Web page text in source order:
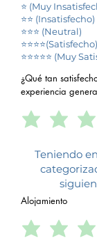
⭐ (Muy
⭐⭐ (Insatisfecho)
⭐⭐⭐ (Neutral)
⭐⭐⭐⭐(Satisfecho)
⭐⭐⭐⭐⭐ (Muy
¿Qué tan
experiencia
Teniendo
Alojamiento